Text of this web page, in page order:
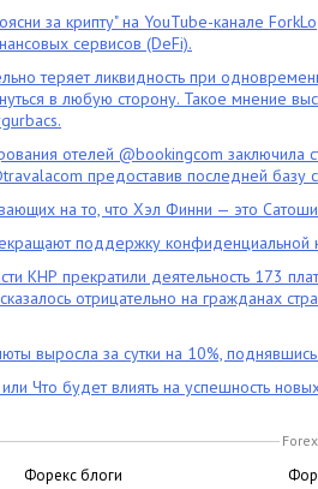
за крипту" на YouTube-канале
сервисов (DeFi).
теряет ликвидность при
в любую сторону. Такое мнение
отелей @bookingcom заключила
предоставив последней базу
на то, что Хэл Финни — это
поддержку конфиденциальной
КНР прекратили деятельность 173
отрицательно на гражданах
выросла за сутки на 10%,
Что будет влиять на успешность
Форекс блоги